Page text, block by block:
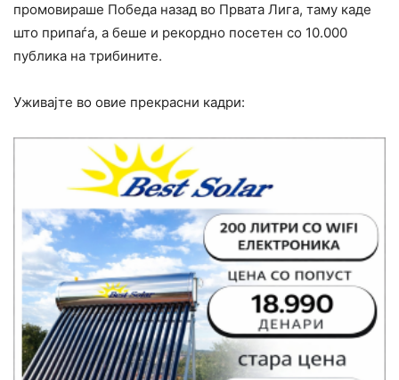
промовираше Победа назад во Првата Лига, таму каде
што припаѓа, а беше и рекордно посетен со 10.000
публика на трибините.
Уживајте во овие прекрасни кадри: